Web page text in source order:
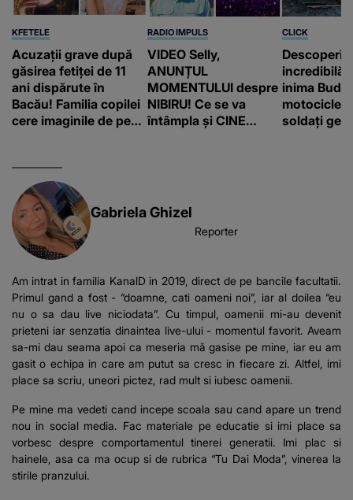
KFETELE
Acuzații grave după
găsirea fetiței de 11
ani dispărute în
Bacău! Familia copilei
cere imaginile de pe
a mai dus sora mea...”
RADIO IMPULS
VIDEO Selly,
ANUNȚUL
MOMENTULUI despre
NIBIRU! Ce se va
întâmpla și CINE
CLICK
incredibilă
inima
soldați
Gabriela Ghizel
Reporter
Am intrat in familia KanalD in 2019, direct de pe bancile facultatii.
Primul gand a fost - “doamne, cati oameni noi”, iar al doilea “eu
nu o sa dau live niciodata”. Cu timpul, oamenii mi-au devenit
prieteni iar senzatia dinaintea live-ului - momentul favorit. Aveam
sa-mi dau seama apoi ca meseria mă gasise pe mine, iar eu am
gasit o echipa in care am putut sa cresc in fiecare zi. Altfel, imi
place sa scriu, uneori pictez, rad mult si iubesc oamenii.
Pe mine ma vedeti cand incepe scoala sau cand apare un trend
nou in social media. Fac materiale pe educatie si imi place sa
vorbesc despre comportamentul tinerei generatii. Imi plac si
hainele, asa ca ma ocup si de rubrica “Tu Dai Moda”, vinerea la
stirile pranzului.